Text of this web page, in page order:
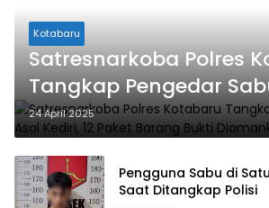
Kotabaru
Satresnarkoba Polres
Tangkap Pengedar
Kediri, 12 Paket Barang
Diamankan
24 April 2025
Pengguna Sabu di
Saat Ditangkap Polisi